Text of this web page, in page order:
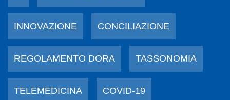
INNOVAZIONE CONCILIAZIONE
REGOLAMENTO DORA TASSONOMIA
TELEMEDICINA COVID-19